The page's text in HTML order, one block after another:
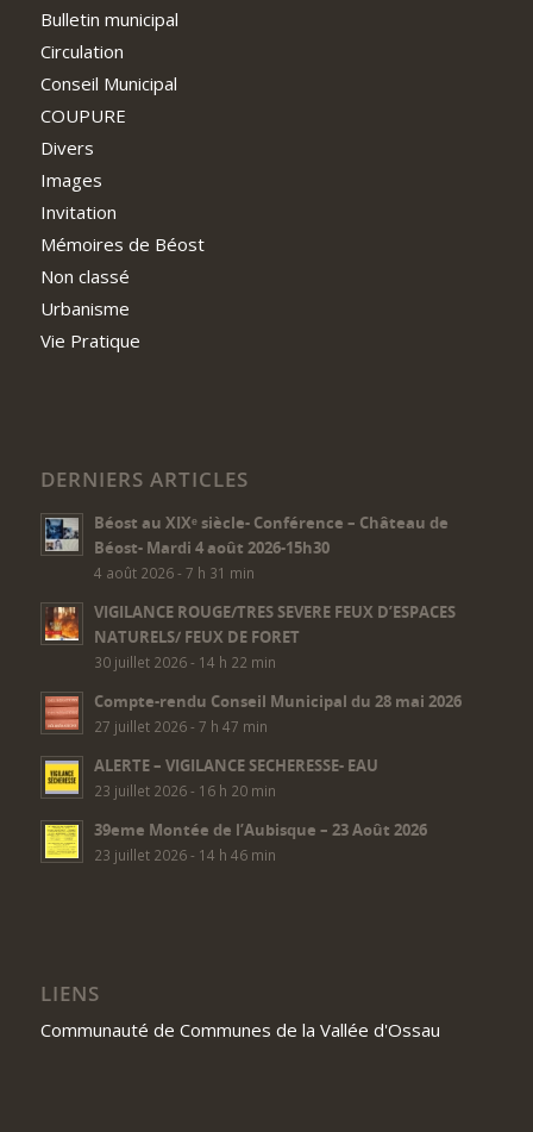
Bulletin municipal
Circulation
Conseil Municipal
COUPURE
Divers
Images
Invitation
Mémoires de Béost
Non classé
Urbanisme
Vie Pratique
DERNIERS ARTICLES
Béost au XIXᵉ siècle- Conférence – Château de
Béost- Mardi 4 août 2026-15h30
4 août 2026 - 7 h 31 min
VIGILANCE ROUGE/TRES SEVERE FEUX D’ESPACES
NATURELS/ FEUX DE FORET
30 juillet 2026 - 14 h 22 min
Compte-rendu Conseil Municipal du 28 mai 2026
27 juillet 2026 - 7 h 47 min
ALERTE – VIGILANCE SECHERESSE- EAU
23 juillet 2026 - 16 h 20 min
39eme Montée de l’Aubisque – 23 Août 2026
23 juillet 2026 - 14 h 46 min
LIENS
Communauté de Communes de la Vallée d'Ossau